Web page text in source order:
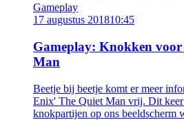
Gameplay
17 augustus 201810:45
Gameplay: Knokken
Man
Beetje bij beetje komt er meer
Enix' The Quiet Man vrij. Dit
knokpartijen op ons beeldscherm